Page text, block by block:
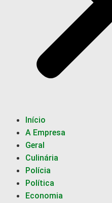
Início
A Empresa
Geral
Culinária
Polícia
Política
Economia